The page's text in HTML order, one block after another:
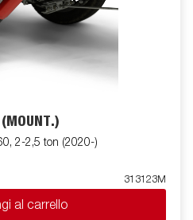
2-2,5 ton (2020-)
313123M
al carrello